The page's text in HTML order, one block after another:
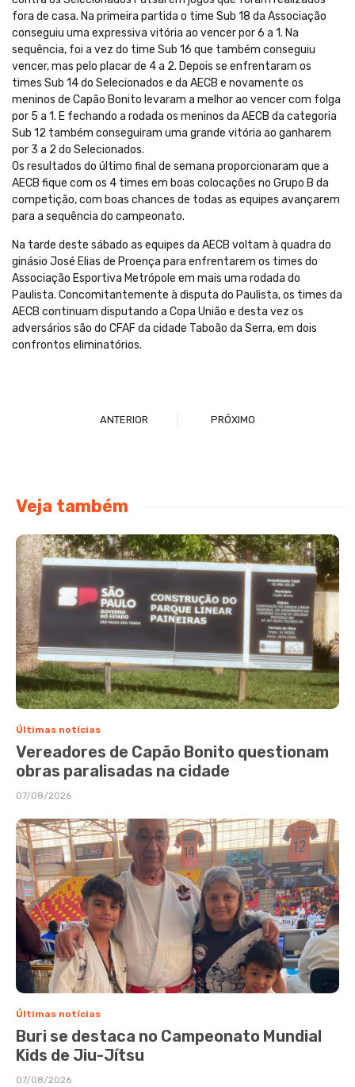
fora de casa. Na primeira partida o time Sub 18 da Associação
conseguiu uma expressiva vitória ao vencer por 6 a 1. Na
sequência, foi a vez do time Sub 16 que também conseguiu
vencer, mas pelo placar de 4 a 2. Depois se enfrentaram os
times Sub 14 do Selecionados e da AECB e novamente os
meninos de Capão Bonito levaram a melhor ao vencer com folga
por 5 a 1. E fechando a rodada os meninos da AECB da categoria
Sub 12 também conseguiram uma grande vitória ao ganharem
por 3 a 2 do Selecionados.
Os resultados do último final de semana proporcionaram que a
AECB fique com os 4 times em boas colocações no Grupo B da
competição, com boas chances de todas as equipes avançarem
para a sequência do campeonato.
Na tarde deste sábado as equipes da AECB voltam à quadra do
ginásio José Elias de Proença para enfrentarem os times do
Associação Esportiva Metrópole em mais uma rodada do
Paulista. Concomitantemente à disputa do Paulista, os times da
AECB continuam disputando a Copa União e desta vez os
adversários são do CFAF da cidade Taboão da Serra, em dois
confrontos eliminatórios.
ANTERIOR PRÓXIMO
Veja também
Últimas notícias
Vereadores de Capão Bonito questionam
obras paralisadas na cidade
07/08/2026
Últimas notícias
Buri se destaca no Campeonato Mundial
Kids de Jiu-Jítsu
07/08/2026